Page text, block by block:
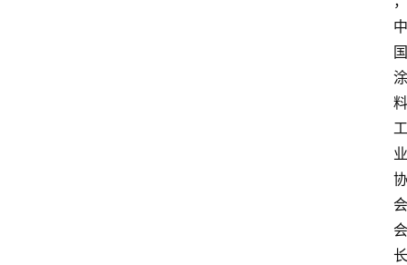
中
国
涂
料
工
业
协
会
会
长